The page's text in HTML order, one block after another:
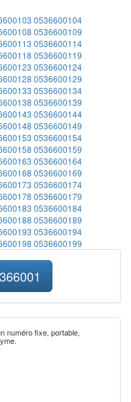
0536600104
0536600109
0536600114
0536600119
0536600124
0536600129
0536600134
0536600139
0536600144
0536600149
0536600154
0536600159
0536600164
0536600169
0536600174
0536600179
0536600184
0536600189
0536600194
0536600199
numéro fixe, portable,